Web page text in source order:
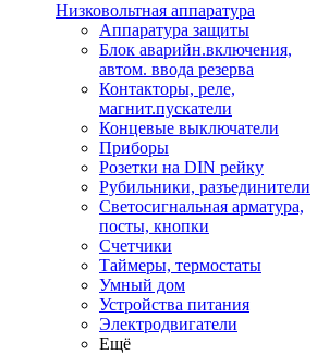
Низковольтная аппаратура
Аппаратура защиты
Блок аварийн.включения,
автом. ввода резерва
Контакторы, реле,
магнит.пускатели
Концевые выключатели
Приборы
Розетки на DIN рейку
Рубильники, разъединители
Светосигнальная арматура,
посты, кнопки
Счетчики
Таймеры, термостаты
Умный дом
Устройства питания
Электродвигатели
Ещё